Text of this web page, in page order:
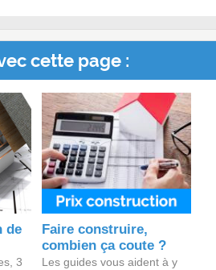
cette page :
de
3
Faire construire,
combien ça coute ?
Les guides vous aident à y